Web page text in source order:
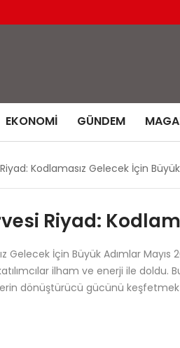
EKONOMI GÜNDEM
Kodlamasız Gelecek İçin
Riyad:
Gelecek İçin Büyük Adımlar
ilham ve enerji ile
dönüştürücü gücünü